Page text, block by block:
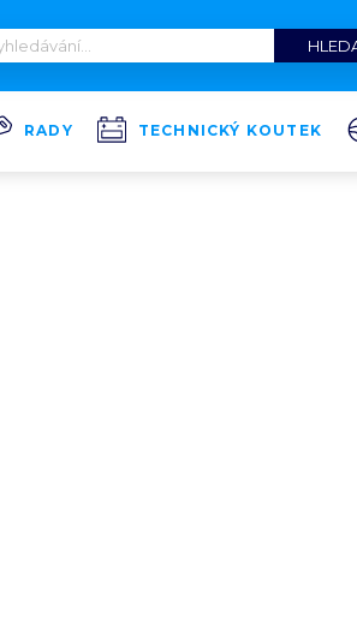
RADY TECHNICKÝ KOUTEK